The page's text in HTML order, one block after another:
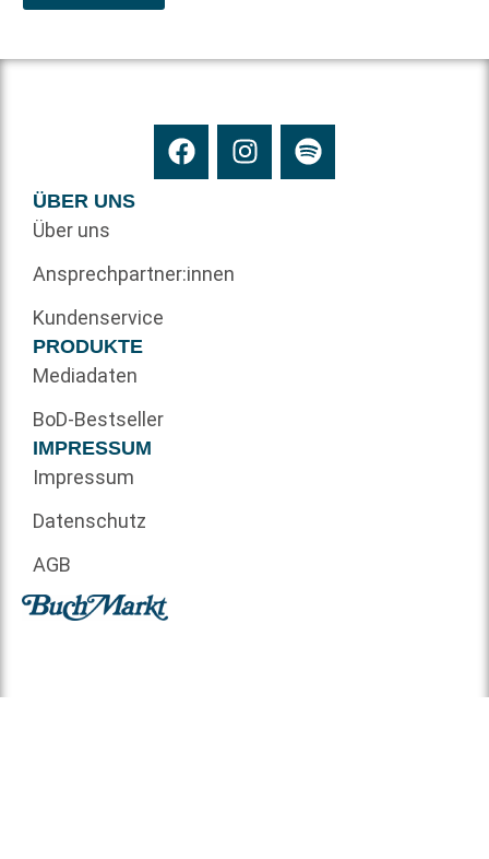
ÜBER UNS
Über uns
Ansprechpartner:innen
Kundenservice
PRODUKTE
Mediadaten
BoD-Bestseller
IMPRESSUM
Impressum
Datenschutz
AGB